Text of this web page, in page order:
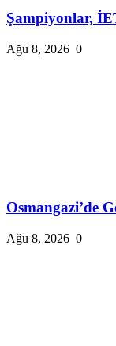
Şampiyonlar,
Ağu 8, 2026 0
Osmangazi’de
Ağu 8, 2026 0